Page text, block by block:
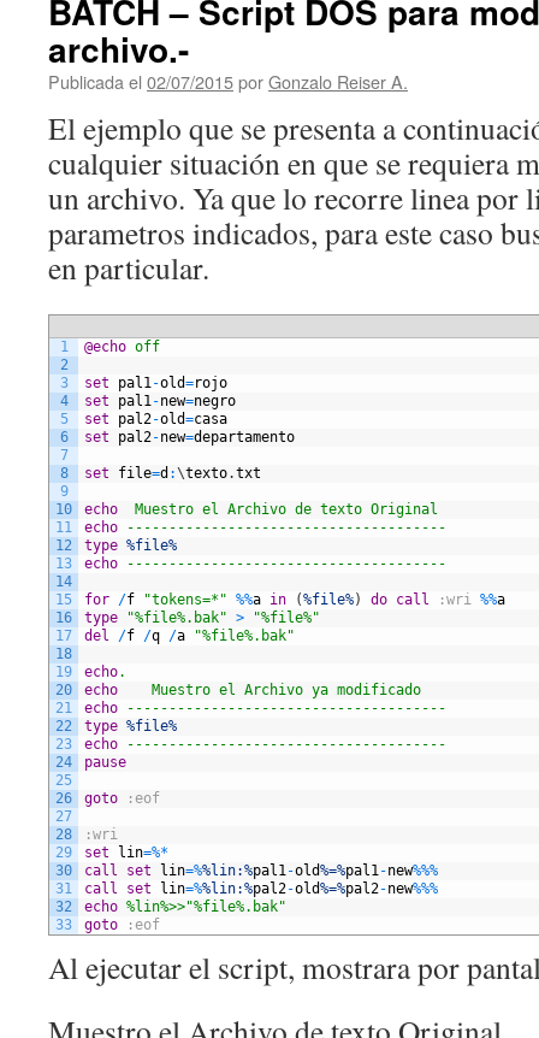
BATCH – Script DOS para
archivo.-
Publicada el 02/07/2015porGonzalo Reiser A.
El ejemplo que se presenta a
cualquier situación en que se requiera
un archivo. Ya que lo recorre linea por
parametros indicados, para este caso
en particular.
1
2
3
4
5
6
7
8
9
10
11
12
13
14
15
16
17
18
19
20
21
22
23
24
25
26
27
28
29
30
31
32
33
@echo off
set pal1-old=rojo
set
pal1-new=negro
set
pal2-old=casa
set
pal2-new=departamento
set file=d :\texto.txt
echo Muestro el Archivo de texto Original
echo --------------------------------------
type %file%
echo --------------------------------------
for /f "tokens=*" %%a in (%file%) do call :wri %%a
type
"%file%.bak" >
"%file%"
del
/f /q /a "%file%.bak"
echo.
echo Muestro el Archivo ya modificado
echo --------------------------------------
type %file%
echo --------------------------------------
pause
goto :eof
:wri
set
lin=%*
call
set lin=%%lin:%pal1-old%=%pal1-new%%%
call
set lin=%%lin:%pal2-old%=%pal2-new%%%
echo %lin%>>"%file%.bak"
goto
:eof
Al ejecutar el script, mostrara por